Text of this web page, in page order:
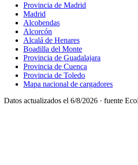
Provincia de Madrid
Madrid
Alcobendas
Alcorcón
Alcalá de Henares
Boadilla del Monte
Provincia de Guadalajara
Provincia de Cuenca
Provincia de Toledo
Mapa nacional de cargadores
Datos actualizados el 6/8/2026 · fuente